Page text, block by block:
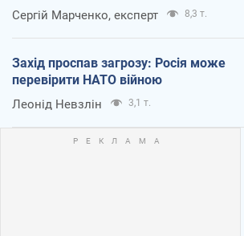
Сергій Марченко, експерт 8,3 т.
Захід проспав загрозу: Росія може
перевірити НАТО війною
Леонід Невзлін 3,1 т.